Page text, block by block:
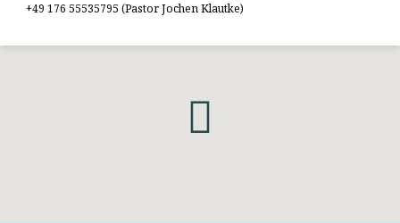
+49 176 55535795 (Pastor Jochen Klautke)